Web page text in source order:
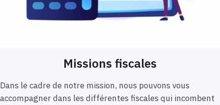
Missions fiscales
Dans le cadre de notre mission, nous pouvons vous
accompagner dans les différentes fiscales qui incombent